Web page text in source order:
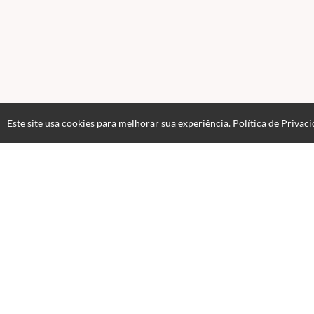
Este site usa cookies para melhorar sua experiência. Política de